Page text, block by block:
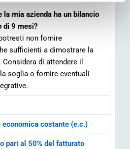
la mia azienda ha un bilancio
di 9 mesi?
non fornire
sufficienti a dimostrare la
di attendere il
soglia o fornire eventuali
costante (e.c.)
pari al 50% del fatturato